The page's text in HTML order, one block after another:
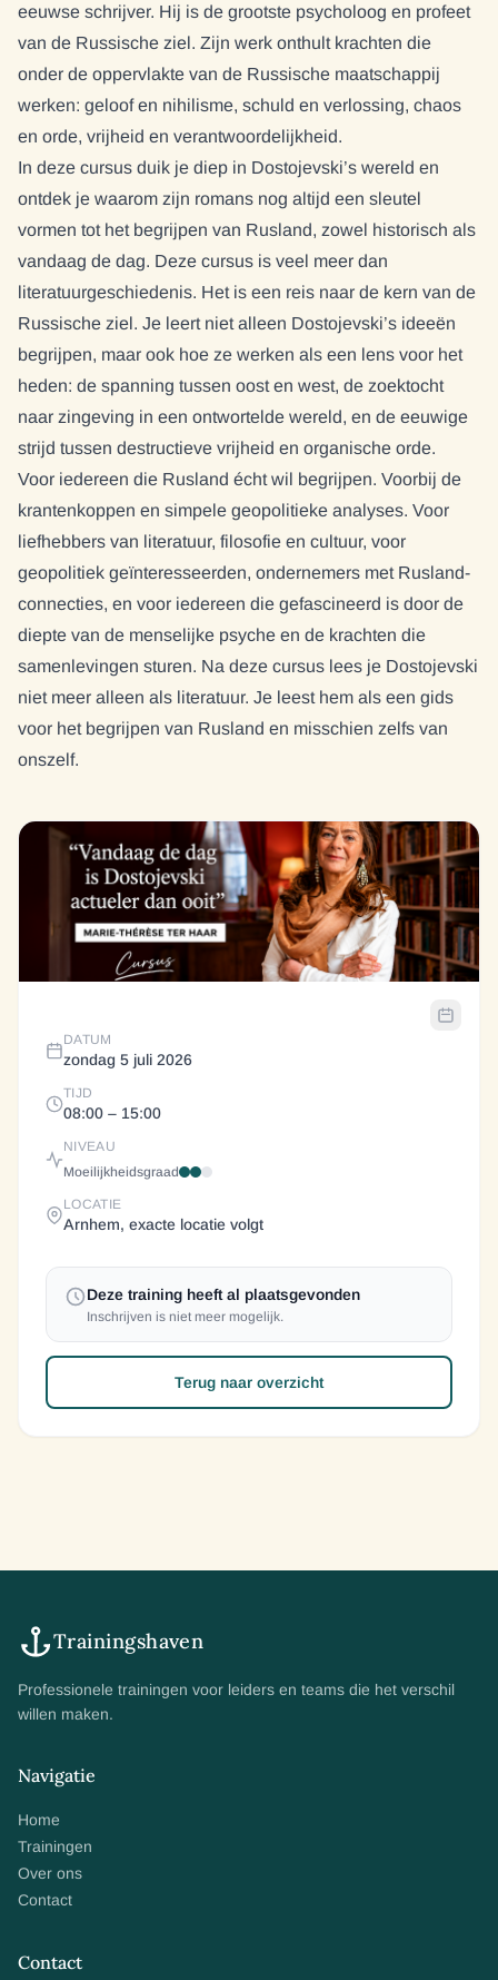
eeuwse schrijver. Hij is de grootste psycholoog en profeet
van de Russische ziel. Zijn werk onthult krachten die
onder de oppervlakte van de Russische maatschappij
werken: geloof en nihilisme, schuld en verlossing, chaos
en orde, vrijheid en verantwoordelijkheid.
In deze cursus duik je diep in Dostojevski’s wereld en
ontdek je waarom zijn romans nog altijd een sleutel
vormen tot het begrijpen van Rusland, zowel historisch als
vandaag de dag. Deze cursus is veel meer dan
literatuurgeschiedenis. Het is een reis naar de kern van de
Russische ziel. Je leert niet alleen Dostojevski’s ideeën
begrijpen, maar ook hoe ze werken als een lens voor het
heden: de spanning tussen oost en west, de zoektocht
naar zingeving in een ontwortelde wereld, en de eeuwige
strijd tussen destructieve vrijheid en organische orde.
Voor iedereen die Rusland écht wil begrijpen. Voorbij de
krantenkoppen en simpele geopolitieke analyses. Voor
liefhebbers van literatuur, filosofie en cultuur, voor
geopolitiek geïnteresseerden, ondernemers met Rusland-
connecties, en voor iedereen die gefascineerd is door de
diepte van de menselijke psyche en de krachten die
samenlevingen sturen. Na deze cursus lees je Dostojevski
niet meer alleen als literatuur. Je leest hem als een gids
voor het begrijpen van Rusland en misschien zelfs van
onszelf.
DATUM
zondag 5 juli 2026
TIJD
08:00 – 15:00
NIVEAU
Moeilijkheidsgraad
LOCATIE
Arnhem, exacte locatie volgt
Deze training heeft al plaatsgevonden
Inschrijven is niet meer mogelijk.
Terug naar overzicht
Trainingshaven
Professionele trainingen voor leiders en teams die het verschil
willen maken.
Navigatie
Home
Trainingen
Over ons
Contact
Contact